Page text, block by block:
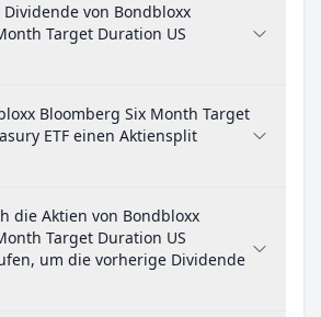
von Bondbloxx
Target Duration US
Bloomberg Six Month Target
ETF einen Aktiensplit
die Aktien von Bondbloxx
Target Duration US
um die vorherige Dividende